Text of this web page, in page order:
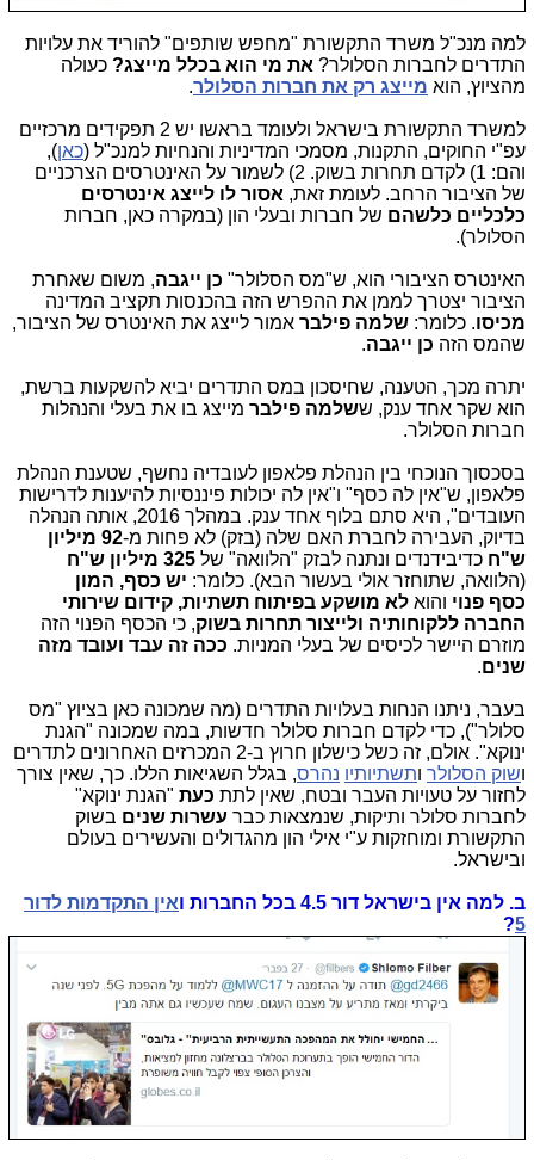
למה מנכ"ל משרד התקשורת "מחפש שותפים" להוריד את עלויות
התדרים לחברות הסלולר? את מי הוא בכלל מייצג?כעולה
מהציוץ, הוא מייצג רק את חברות הסלולר.
למשרד התקשורת בישראל ולעומד בראשו יש 2 תפקידים מרכזיים
עפ"י החוקים, התקנות, מסמכי המדיניות והנחיות למנכ"ל (כאן),
והם: 1) לקדם תחרות בשוק. 2) לשמור על האינטרסים הצרכניים
של הציבור הרחב. לעומת זאת, אסור לו לייצג אינטרסים
כלכליים כלשהםשל חברות ובעלי הון (במקרה כאן, חברות
הסלולר).
האינטרס הציבורי הוא, ש"מס הסלולר" כן ייגבה, משום שאחרת
הציבור יצטרך לממן את ההפרש הזה בהכנסות תקציב המדינה
מכיסו. כלומר: שלמה פילבר אמור לייצג את האינטרס של הציבור,
שהמס הזה כן ייגבה.
יתרה מכך, הטענה, שחיסכון במס התדרים יביא להשקעות ברשת,
הוא שקר אחד ענק, ששלמה פילברמייצג בו את בעלי והנהלות
חברות הסלולר.
בסכסוך הנוכחי בין הנהלת פלאפון לעובדיה נחשף,שטענת הנהלת
פלאפון, ש"אין לה כסף" ו"אין לה יכולות פיננסיות להיענות לדרישות
העובדים", היא סתם בלוף אחד ענק. במהלך 2016, אותה הנהלה
בדיוק, העבירה לחברת האם שלה (בזק) לא פחות מ-
92 מיליון
ש"ח כדיבידנדים ונתנה לבזק "הלוואה" של 325 מיליון ש"ח
(הלוואה, שתוחזר אולי בעשור הבא). כלומר: יש כסף, המון
כסף פנוי והוא לא מושקע בפיתוח תשתיות, קידום שירותי
החברה ללקוחותיה ולייצור תחרות בשוק, כי הכסף הפנוי הזה
מוזרם היישר לכיסים של בעלי המניות. ככה זה עבד ועובד מזה
שנים.
בעבר, ניתנו הנחות בעלויות התדרים (מה שמכונה כאן בציוץ "מס
סלולר"), כדי לקדם חברות סלולר חדשות, במה שמכונה "הגנת
ינוקא". אולם, זה כשל כישלון חרוץ ב-2 המכרזים האחרונים לתדרים
שוק הסלולרו תשתיותיו נהרס, בגלל השגיאות הללו. כך, שאין צורך
לחזור על טעויות העבר ובטח, שאין לתת כעת "הגנת ינוקא"
לחברות סלולר ותיקות, שנמצאות כבר עשרות שניםבשוק
התקשורת ומוחזקות ע"י אילי הון מהגדולים והעשירים בעולם
ובישראל.
ב. למה אין בישראל דור 4.5 בכל החברות ו
אין התקדמות לדור
5
?